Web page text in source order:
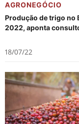
AGRONEGÓCIO
Produção de trigo no
2022, aponta
18/07/22